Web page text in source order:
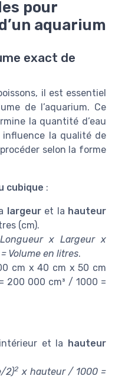
pour
aquarium
exact de
il est essentiel
de l’aquarium. Ce
la quantité d’eau
influence la qualité de
selon la forme
cubique :
largeuret la hauteur
(cm).
Longueur x Largeur x
Volume en litres.
cm x 40 cm x 50 cm
200 000 cm³ / 1000 =
intérieur et la hauteur
2)2 x hauteur / 1000 =